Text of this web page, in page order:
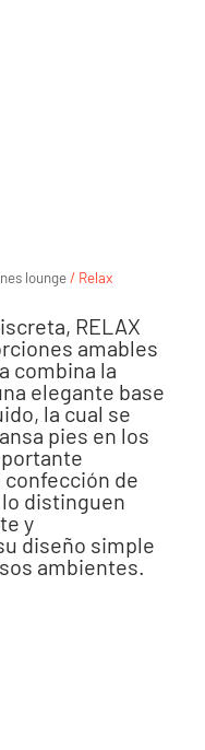
lounge/ Relax
RELAX
amables
combina la
elegante base
la cual se
pies en los
de
distinguen
y
diseño simple
ambientes.